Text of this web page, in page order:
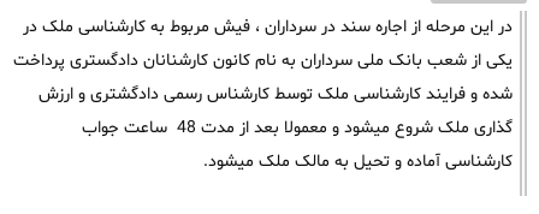
در این مرحله از اجاره سند در سرداران ، فیش مربوط به کارشناسی ملک در
یکی از شعب بانک ملی سرداران به نام کانون کارشنانان دادگستری پرداخت
شده و فرایند کارشناسی ملک توسط کارشناس رسمی دادگشتری و ارزش
گذاری ملک شروع میشود و معمولا بعد از مدت 48 ساعت جواب
کارشناسی آماده و تحیل به مالک ملک میشود.